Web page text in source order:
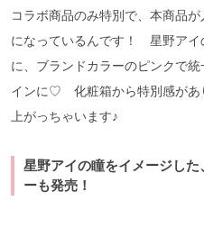
コラボ商品のみ特別で、本商品
になっているんです！ 星野アイ
に、ブランドカラーのピンクで
インに♡ 化粧箱から特別感があ
上がっちゃいます♪
星野アイの瞳をイメージし
ーも発売！